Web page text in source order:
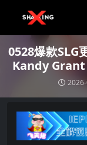
0528爆款SLG
Kandy Grant